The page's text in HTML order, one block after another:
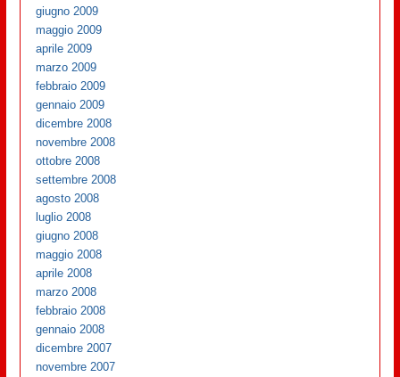
giugno 2009
maggio 2009
aprile 2009
marzo 2009
febbraio 2009
gennaio 2009
dicembre 2008
novembre 2008
ottobre 2008
settembre 2008
agosto 2008
luglio 2008
giugno 2008
maggio 2008
aprile 2008
marzo 2008
febbraio 2008
gennaio 2008
dicembre 2007
novembre 2007